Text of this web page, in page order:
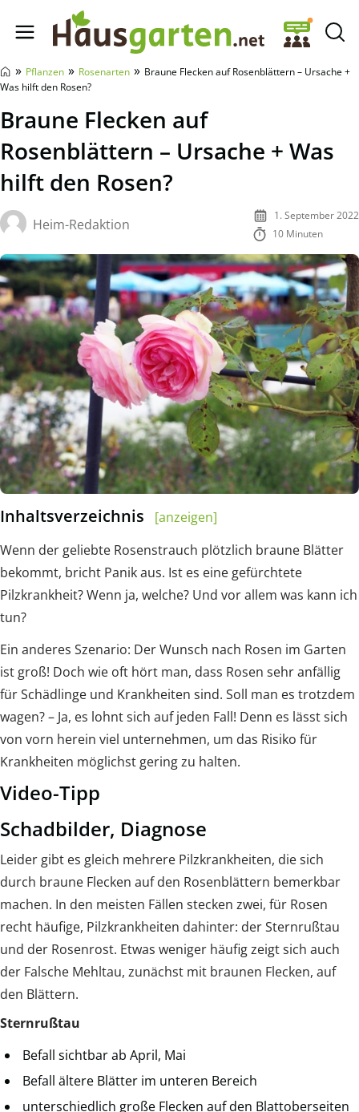
Hausgarten.net
» Pflanzen » Rosenarten » Braune Flecken auf Rosenblättern – Ursache +
Was hilft den Rosen?
Braune Flecken auf
Rosenblättern – Ursache + Was
hilft den Rosen?
Heim-Redaktion
1. September 2022
10 Minuten
Inhaltsverzeichnis
[anzeigen]
Wenn der geliebte Rosenstrauch plötzlich braune Blätter
bekommt, bricht Panik aus. Ist es eine gefürchtete
Pilzkrankheit? Wenn ja, welche? Und vor allem was kann ich
tun?
Ein anderes Szenario: Der Wunsch nach Rosen im Garten
ist groß! Doch wie oft hört man, dass Rosen sehr anfällig
für Schädlinge und Krankheiten sind. Soll man es trotzdem
wagen? – Ja, es lohnt sich auf jeden Fall! Denn es lässt sich
von vorn herein viel unternehmen, um das Risiko für
Krankheiten möglichst gering zu halten.
Video-Tipp
Schadbilder, Diagnose
Leider gibt es gleich mehrere Pilzkrankheiten, die sich
durch braune Flecken auf den Rosenblättern bemerkbar
machen. In den meisten Fällen stecken zwei, für Rosen
recht häufige, Pilzkrankheiten dahinter: der Sternrußtau
und der Rosenrost. Etwas weniger häufig zeigt sich auch
der Falsche Mehltau, zunächst mit braunen Flecken, auf
den Blättern.
Sternrußtau
Befall sichtbar ab April, Mai
Befall ältere Blätter im unteren Bereich
unterschiedlich große Flecken auf den Blattoberseiten